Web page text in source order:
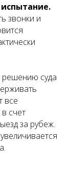
звонки и
суда
все
счет
за рубеж.